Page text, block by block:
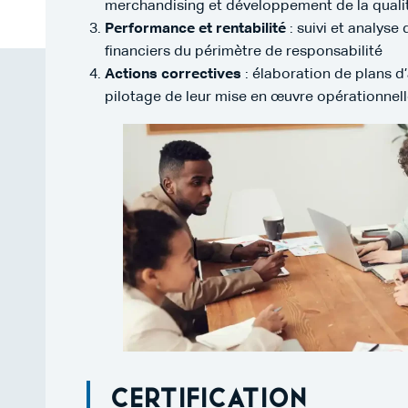
merchandising et développement de la
Performance et rentabilité : suivi et analyse
financiers du périmètre de responsabilité
Actions correctives : élaboration de plans
pilotage de leur mise en œuvre
Certification